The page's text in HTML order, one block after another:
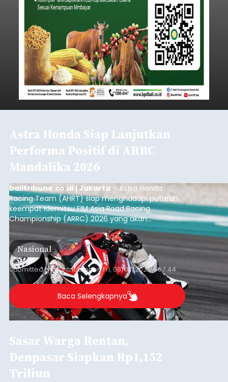
Astra Honda Siap Lanjutkan
Performa Positif di ARRC
Mandalika 2026
balitribune.co.id | Jakarta – Astra Honda
Racing Team (AHRT) siap menghadapi putaran
keempat Idemitsu FIM Asia Road Racing
Championship (ARRC) 2026 yang akan
berlangsung di Pertamina Mandalika
International Circuit, Lombok, Nusa Tenggara
Barat, pada 7–9 Agustus 2026.
Nasional
Submitted bycontributoronFri, 08/07/2026 - 07:44
Baca Selengkapnya
Sasar Warga Rentan,
Denpasar Siapkan Rp1,152
Triliun